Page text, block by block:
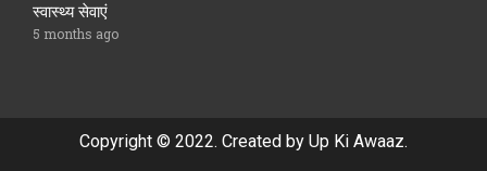
स्वास्थ्य सेवाएं
5 months ago
Copyright © 2022. Created by Up Ki Awaaz.